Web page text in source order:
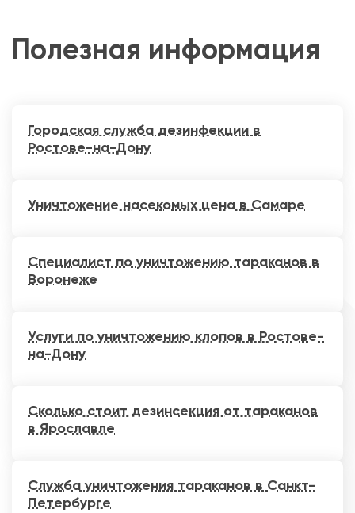
Полезная информация
Городская служба дезинфекции в
Ростове-на-Дону
Уничтожение насекомых цена в Самаре
Специалист по уничтожению тараканов в
Воронеже
Услуги по уничтожению клопов в Ростове-
на-Дону
Сколько стоит дезинсекция от тараканов
в Ярославле
Служба уничтожения тараканов в Санкт-
Петербурге